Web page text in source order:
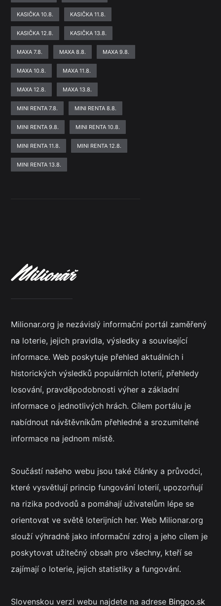
KASIČKA 10.8. KASIČKA 11.8.
KASIČKA 12.8. KASIČKA 13.8.
MAXA 7.8. MAXA 8.8. MAXA 9.8.
MAXA 10.8. MAXA 11.8.
MAXA 12.8. MAXA 13.8.
MINI RENTA 7.8. MINI RENTA 8.8.
MINI RENTA 9.8. MINI RENTA 10.8.
MINI RENTA 11.8. MINI RENTA 12.8.
MINI RENTA 13.8.
Milionar.org je nezávislý informační portál zaměřený
na loterie, jejich pravidla, výsledky a související
informace. Web poskytuje přehled aktuálních i
historických výsledků populárních loterií, přehledy
losování, pravděpodobnosti výher a základní
informace o jednotlivých hrách. Cílem portálu je
nabídnout návštěvníkům přehledné a srozumitelné
informace na jednom místě.
Součástí našeho webu jsou také články a průvodci,
které vysvětlují princip fungování loterií, upozorňují
na rizika podvodů a pomáhají uživatelům lépe se
orientovat ve světě loterijních her. Web Milionar.org
slouží výhradně jako informační zdroj a jeho cílem je
poskytovat užitečný obsah pro všechny, kteří se
zajímají o loterie, jejich statistiky a fungování.
Slovenskou verzi webu najdete na adrese Bingoo.sk